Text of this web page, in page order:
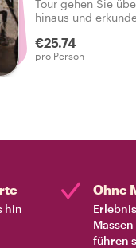
Tour gehen Sie
hinaus und
Einheimischer mit
Ihrer Seite!
€25.74
pro Person
hin
Ohne
führen